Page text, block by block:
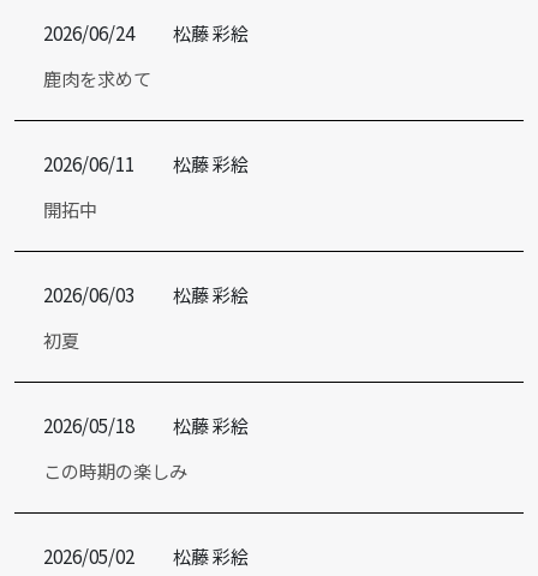
2026/06/24
松藤 彩絵
鹿肉を求めて
2026/06/11
松藤 彩絵
開拓中
2026/06/03
松藤 彩絵
初夏
2026/05/18
松藤 彩絵
この時期の楽しみ
2026/05/02
松藤 彩絵